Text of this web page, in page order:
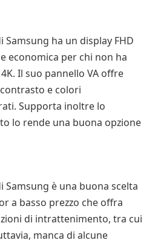
ha un display FHD
economica per chi non ha
Il suo pannello VA offre
e colori
Supporta inoltre lo
lo rende una buona opzione
Samsung è una buona scelta
a basso prezzo che offra
di intrattenimento, tra cui
manca di alcune